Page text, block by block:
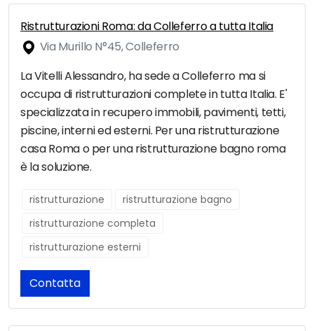
Ristrutturazioni Roma: da Colleferro a tutta Italia
Via Murillo N°45, Colleferro
La Vitelli Alessandro, ha sede a Colleferro ma si
occupa di ristrutturazioni complete in tutta Italia. E'
specializzata in recupero immobili, pavimenti, tetti,
piscine, interni ed esterni. Per una ristrutturazione
casa Roma o per una ristrutturazione bagno roma
è la soluzione.
ristrutturazione
ristrutturazione bagno
ristrutturazione completa
ristrutturazione esterni
Contatta